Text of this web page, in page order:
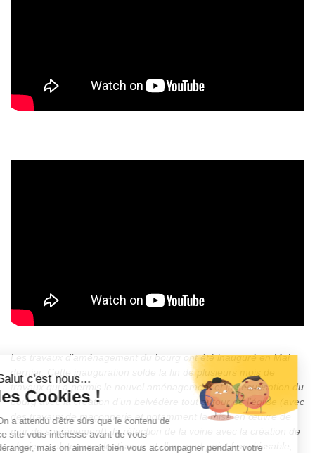
Les travaux d’aménagement du bourg ont été inauguré en Mai
dernier. Cette inauguration solde la fin de plusieurs mois de
travaux qui a permis le nouvel aménagement et la sécurisation du
bourg avec la création d’un belvédère tout autour de l’église (avec
des travaux de maçonnerie et notamment la mise en œuvre de
mur de soutènement), la réfection de la voirie avec la création de
plusieurs plateaux ralentisseur et d’un rond-point franchissable,